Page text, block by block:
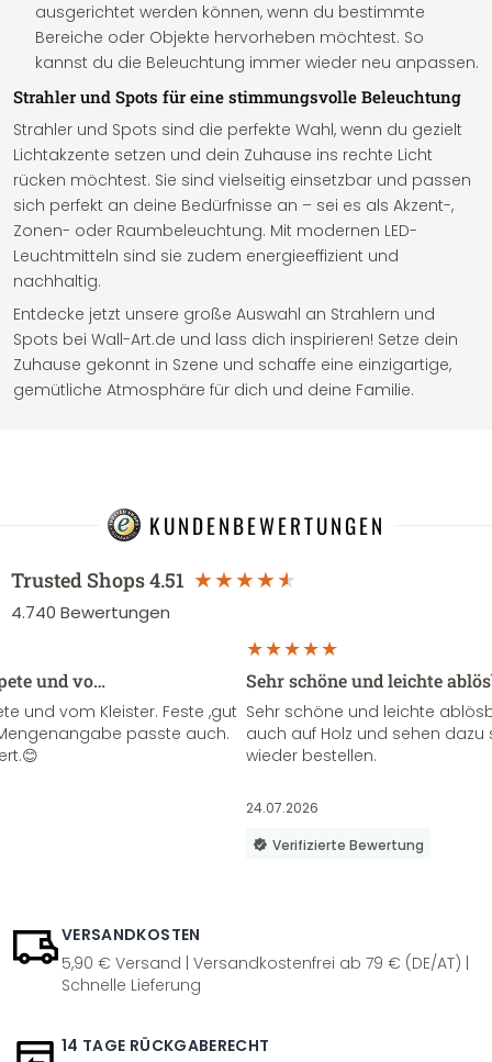
ausgerichtet werden können, wenn du bestimmte
Bereiche oder Objekte hervorheben möchtest. So
kannst du die Beleuchtung immer wieder neu anpassen.
Strahler und Spots für eine stimmungsvolle Beleuchtung
Strahler und Spots sind die perfekte Wahl, wenn du gezielt
Lichtakzente setzen und dein Zuhause ins rechte Licht
rücken möchtest. Sie sind vielseitig einsetzbar und passen
sich perfekt an deine Bedürfnisse an – sei es als Akzent-,
Zonen- oder Raumbeleuchtung. Mit modernen LED-
Leuchtmitteln sind sie zudem energieeffizient und
nachhaltig.
Entdecke jetzt unsere große Auswahl an Strahlern und
Spots bei Wall-Art.de und lass dich inspirieren! Setze dein
Zuhause gekonnt in Szene und schaffe eine einzigartige,
gemütliche Atmosphäre für dich und deine Familie.
KUNDENBEWERTUNGEN
Trusted Shops4.51
4.740 Bewertungen
und vo…
und vom Kleister. Feste ,gut
passte auch.
Sehr schöne und leichte
Sehr schöne und leichte
auch auf Holz und sehen
wieder bestellen.
24.07.2026
Verifizierte Bewertung
VERSANDKOSTEN
5,90 € Versand | Versandkostenfrei ab 79 € (DE/AT) |
Schnelle Lieferung
14 TAGE RÜCKGABERECHT